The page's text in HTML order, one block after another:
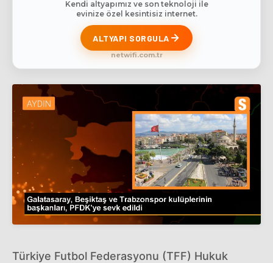
Kendi altyapımız ve son teknoloji ile
evinize özel kesintisiz internet.
ALTYAPI SORGULA
netwifi.com.tr
Türkiye Futbol Federasyonu (TFF) Hukuk